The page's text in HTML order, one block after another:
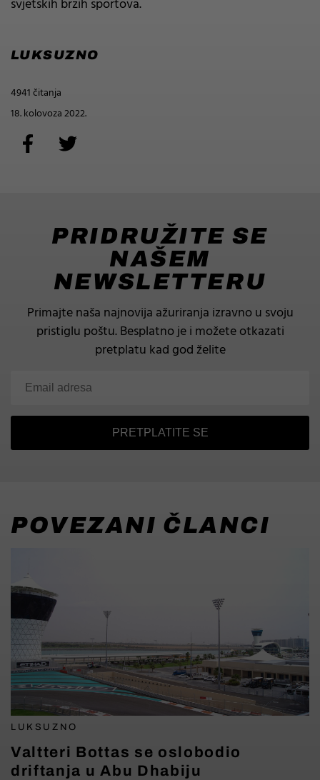
svjetskih brzih sportova.
LUKSUZNO
4941 čitanja
18. kolovoza 2022.
PRIDRUŽITE SE
NAŠEM
NEWSLETTERU
Primajte naša najnovija ažuriranja izravno u svoju
pristiglu poštu.Besplatno je i možete otkazati
pretplatu kad god želite
PRETPLATITE SE
POVEZANI ČLANCI
LUKSUZNO
Valtteri Bottas se oslobodio
driftanja u Abu Dhabiju